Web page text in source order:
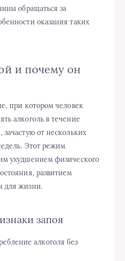
обращаться за
оказания таких
и почему он
при котором человек
алкоголь в течение
от нескольких
Этот режим
ухудшением физического
развитием
для жизни.
запоя
алкоголя без